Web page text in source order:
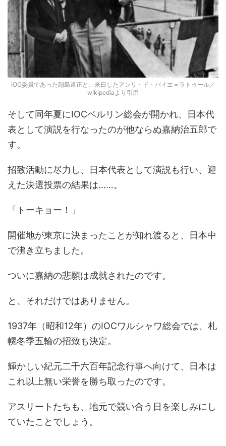
IOC委員であった副島道正と、来日したアンリ・ド・バイエ＝ラトゥール／
wikipediaより引用
そして同年夏にIOCベルリン総会が開かれ、日本代
表として演説を行なったのが他ならぬ嘉納治五郎で
す。
招致活動に尽力し、日本代表として演説も行い、迎
えた決選投票の結果は……。
「トーキョー！」
開催地が東京に決まったことが知れ渡ると、日本中
で沸き立ちました。
ついに嘉納の悲願は成就されたのです。
と、それだけではありません。
1937年（昭和12年）のIOCワルシャワ総会では、札
幌冬季五輪の招致も決定。
輝かしい紀元二千六百年記念行事へ向けて、日本は
これ以上無い栄誉を勝ち取ったのです。
アスリートたちも、地元で競い合う日を楽しみにし
ていたことでしょう。